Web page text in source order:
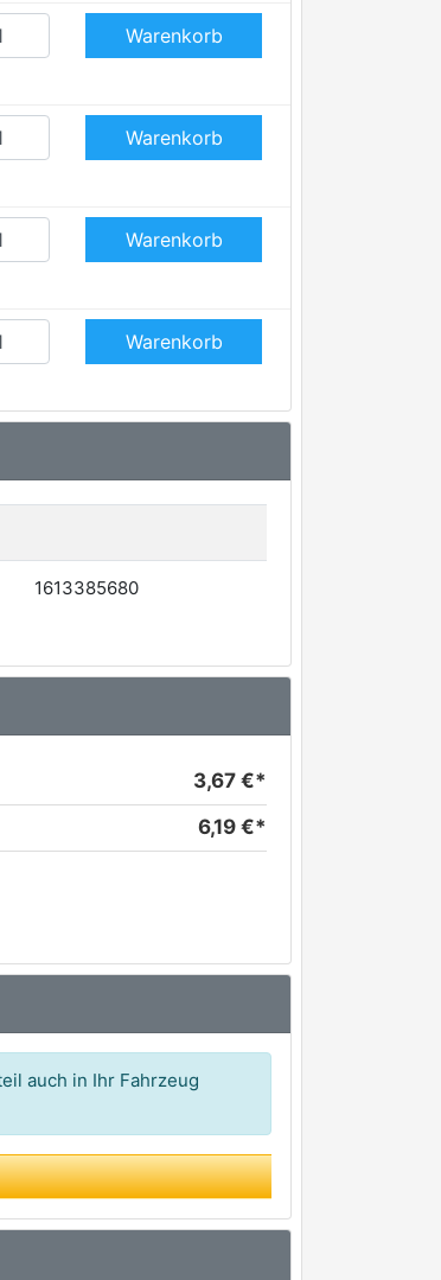
Warenkorb
Warenkorb
Warenkorb
Warenkorb
1613385680
3,67 €*
6,19 €*
auch in Ihr Fahrzeug